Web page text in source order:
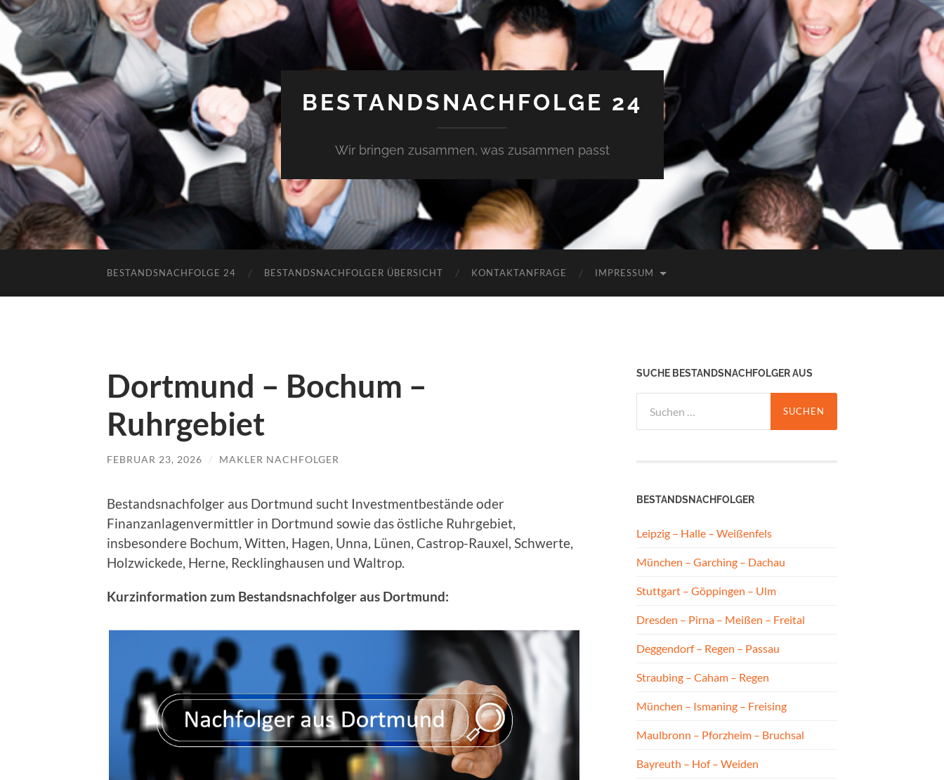
BESTANDSNACHFOLGE 24
Wir bringen zusammen, was zusammen passt
BESTANDSNACHFOLGE 24 BESTANDSNACHFOLGER ÜBERSICHT KONTAKTANFRAGE IMPRESSUM
Dortmund – Bochum –
Ruhrgebiet
FEBRUAR 23, 2026 / MAKLER NACHFOLGER
Bestandsnachfolger aus Dortmund sucht Investmentbestände oder
Finanzanlagenvermittler in Dortmund sowie das östliche Ruhrgebiet,
insbesondere Bochum, Witten, Hagen, Unna, Lünen, Castrop-Rauxel, Schwerte,
Holzwickede, Herne, Recklinghausen und Waltrop.
Kurzinformation zum Bestandsnachfolger aus Dortmund:
SUCHE BESTANDSNACHFOLGER AUS
nach:
BESTANDSNACHFOLGER
Leipzig – Halle – Weißenfels
München – Garching – Dachau
Stuttgart – Göppingen – Ulm
Dresden – Pirna – Meißen – Freital
Deggendorf – Regen – Passau
Straubing – Caham – Regen
München – Ismaning – Freising
Maulbronn – Pforzheim – Bruchsal
Bayreuth – Hof – Weiden